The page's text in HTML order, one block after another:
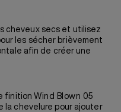
cheveux secs et utilisez
les sécher brièvement
afin de créer une
finitionWind Blown 05
la chevelure pour ajouter